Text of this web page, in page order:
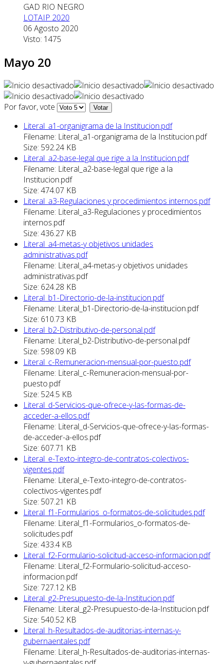
GAD RIO NEGRO
LOTAIP 2020
06 Agosto 2020
Visto: 1475
Mayo 20
Por favor, vote
Literal_a1-organigrama de la Institucion.pdf
Filename: Literal_a1-organigrama de la Institucion.pdf
Size: 592.24 KB
Literal_a2-base-legal que rige a la Institucion.pdf
Filename: Literal_a2-base-legal que rige a la
Institucion.pdf
Size: 474.07 KB
Literal_a3-Regulaciones y procedimientos internos.pdf
Filename: Literal_a3-Regulaciones y procedimientos
internos.pdf
Size: 436.27 KB
Literal_a4-metas-y objetivos unidades
administrativas.pdf
Filename: Literal_a4-metas-y objetivos unidades
administrativas.pdf
Size: 624.28 KB
Literal_b1-Directorio-de-la-institucion.pdf
Filename: Literal_b1-Directorio-de-la-institucion.pdf
Size: 610.73 KB
Literal_b2-Distributivo-de-personal.pdf
Filename: Literal_b2-Distributivo-de-personal.pdf
Size: 598.09 KB
Literal_c-Remuneracion-mensual-por-puesto.pdf
Filename: Literal_c-Remuneracion-mensual-por-
puesto.pdf
Size: 524.5 KB
Literal_d-Servicios-que-ofrece-y-las-formas-de-
acceder-a-ellos.pdf
Filename: Literal_d-Servicios-que-ofrece-y-las-formas-
de-acceder-a-ellos.pdf
Size: 607.71 KB
Literal_e-Texto-integro-de-contratos-colectivos-
vigentes.pdf
Filename: Literal_e-Texto-integro-de-contratos-
colectivos-vigentes.pdf
Size: 507.21 KB
Literal_f1-Formularios_o-formatos-de-solicitudes.pdf
Filename: Literal_f1-Formularios_o-formatos-de-
solicitudes.pdf
Size: 433.4 KB
Literal_f2-Formulario-solicitud-acceso-informacion.pdf
Filename: Literal_f2-Formulario-solicitud-acceso-
informacion.pdf
Size: 727.12 KB
Literal_g2-Presupuesto-de-la-Institucion.pdf
Filename: Literal_g2-Presupuesto-de-la-Institucion.pdf
Size: 540.52 KB
Literal_h-Resultados-de-auditorias-internas-y-
gubernaentales.pdf
Filename: Literal_h-Resultados-de-auditorias-internas-